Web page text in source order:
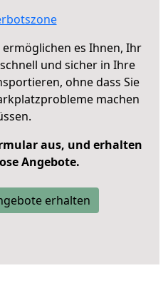
es Ihnen, Ihr
und sicher in Ihre
ohne dass Sie
machen
aus, und erhalten
Angebote.
erhalten